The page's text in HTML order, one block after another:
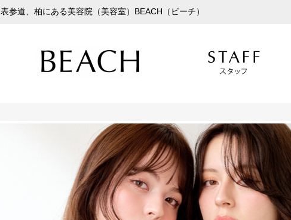
参道、柏にある美容院（美容室）BEACH（ビーチ）